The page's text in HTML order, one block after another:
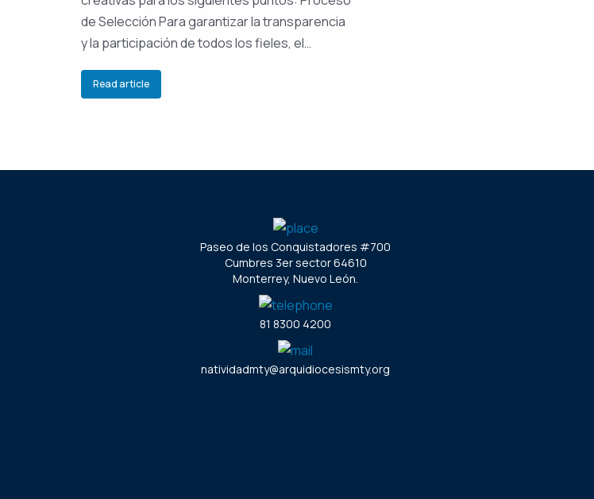
de Selección Para garantizar la transparencia
y la participación de todos los fieles, el…
Read article
Paseo de los Conquistadores #700
Cumbres 3er sector 64610
Monterrey, Nuevo León.
81 8300 4200
natividadmty@arquidiocesismty.org